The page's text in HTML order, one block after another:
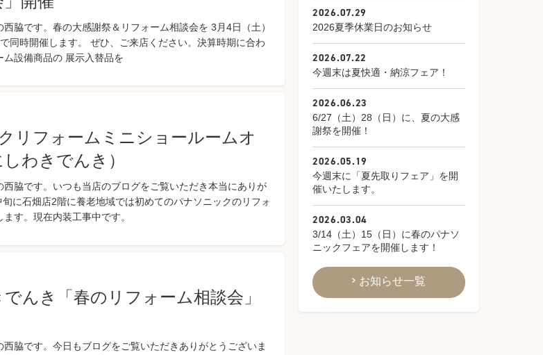
脇です。春の大感謝祭＆リフォーム相談会を 3月4日（土）
同時開催します。 ぜひ、ご来店ください。決算時期に合わ
設備商品の 展示入替品を
リフォームミニショールームオ
わきでんき）
脇です。いつも当店のブログをご覧いただき本当にありが
に石畑店2階に養老地域では初めてのパナソニックのリフォ
す。現在内装工事中です。
んき「春のリフォーム相談会」
脇です。今日もブログをご覧いただきありがとうございま
2026.07.29
2026夏季休業日のお知らせ
2026.07.22
今週末は夏快適・納涼フェア！
2026.06.23
6/27（土）28（日）に、夏の大感
謝祭を開催！
2026.05.19
今週末に「夏先取りフェア」を開
催いたします。
2026.03.04
3/14（土）15（日）に春のパナソ
ニックフェアを開催します！
お知らせ一覧